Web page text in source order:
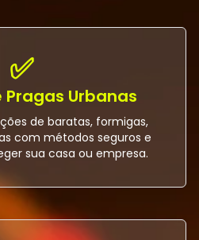
✅
Urbanas
de baratas, formigas,
com métodos seguros e
sua casa ou empresa.